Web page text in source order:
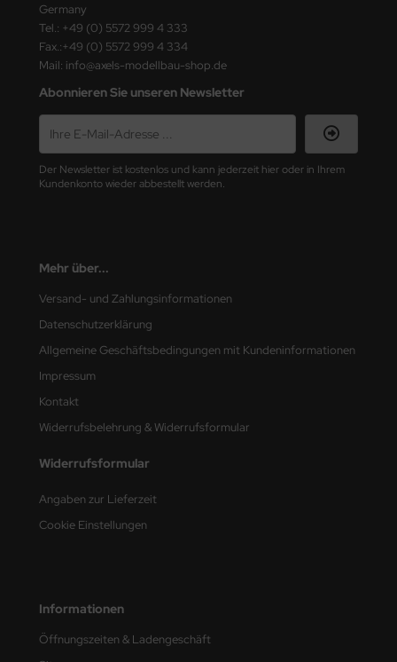
Germany
Tel.: +49 (0) 5572 999 4 333
Fax.:+49 (0) 5572 999 4 334
Mail: info@axels-modellbau-shop.de
Abonnieren Sie unseren Newsletter
Der Newsletter ist kostenlos und kann jederzeit hier oder in Ihrem
Kundenkonto wieder abbestellt werden.
Mehr über...
Versand- und Zahlungsinformationen
Datenschutzerklärung
Allgemeine Geschäftsbedingungen mit Kundeninformationen
Impressum
Kontakt
Widerrufsbelehrung & Widerrufsformular
Widerrufsformular
Angaben zur Lieferzeit
Cookie Einstellungen
Informationen
Öffnungszeiten & Ladengeschäft
Nunu
Lights
Model
Model
Kits
Hobby